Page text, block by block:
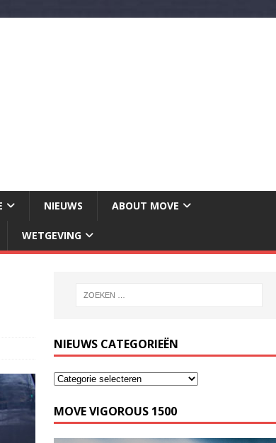
NIEUWS ABOUT MOVE
WETGEVING
NIEUWS CATEGORIEËN
MOVE VIGOROUS 1500